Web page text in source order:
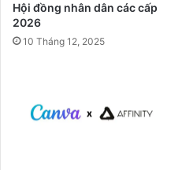
Hội đồng nhân dân các cấp
2026
10 Tháng 12, 2025